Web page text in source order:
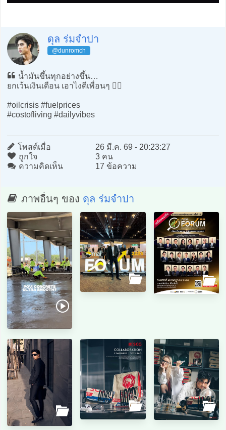
ดุล ร่มจำปา
@dunromch
น้ำมันขึ้นทุกอย่างขึ้น…
ยกเว้นเงินเดือน เอาไงดีเพื่อนๆ 😮‍💨
#oilcrisis #fuelprices
#costofliving #dailyvibes
โพสต์เมื่อ
26 มี.ค. 69 - 20:23:27
ถูกใจ
3 คน
ความคิดเห็น
17 ข้อความ
ภาพอื่นๆ ของ ดุล ร่มจำปา